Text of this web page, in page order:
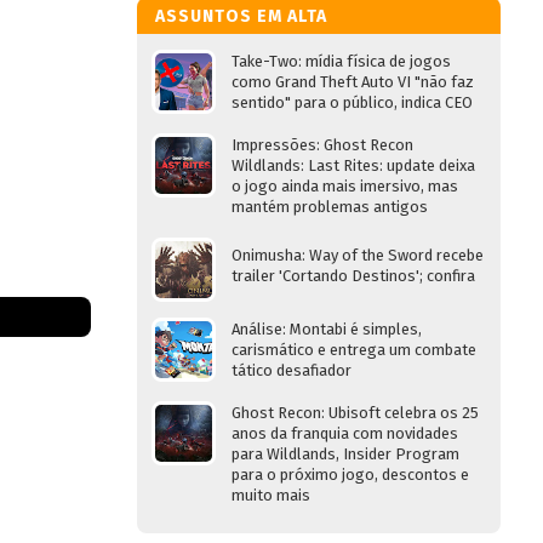
ASSUNTOS EM ALTA
Take-Two: mídia física de jogos
como Grand Theft Auto VI "não faz
sentido" para o público, indica CEO
Impressões: Ghost Recon
Wildlands: Last Rites: update deixa
o jogo ainda mais imersivo, mas
mantém problemas antigos
Onimusha: Way of the Sword recebe
trailer 'Cortando Destinos'; confira
Análise: Montabi é simples,
carismático e entrega um combate
tático desafiador
Ghost Recon: Ubisoft celebra os 25
anos da franquia com novidades
para Wildlands, Insider Program
para o próximo jogo, descontos e
muito mais